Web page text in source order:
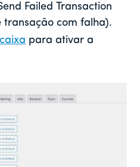
Failed Transaction
transação com falha).
caixa para ativar a